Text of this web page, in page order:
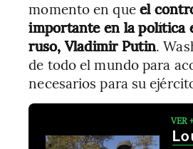
momento en queel
importante en la política
ruso, Vladimir Putin.
de todo el mundo para
necesarios para su
VER
Lo